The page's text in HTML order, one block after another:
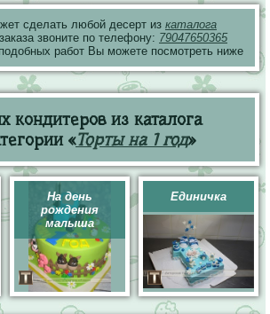
сделать любой десерт из каталога
звоните по телефону: 79047650365
работ Вы можете посмотреть ниже
кондитеров из каталога
«Торты на 1 год»
На день
рождения
малыша
Единичка